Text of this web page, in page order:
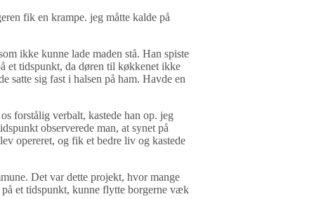
fik en krampe. jeg måtte kalde på
ikke kunne lade maden stå. Han spiste
et tidspunkt, da døren til køkkenet ikke
satte sig fast i halsen på ham. Havde en
forstålig verbalt, kastede han op. jeg
observerede man, at synet på
opereret, og fik et bedre liv og kastede
Det var dette projekt, hvor mange
et tidspunkt, kunne flytte borgerne væk